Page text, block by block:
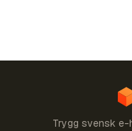
Trygg svensk e-